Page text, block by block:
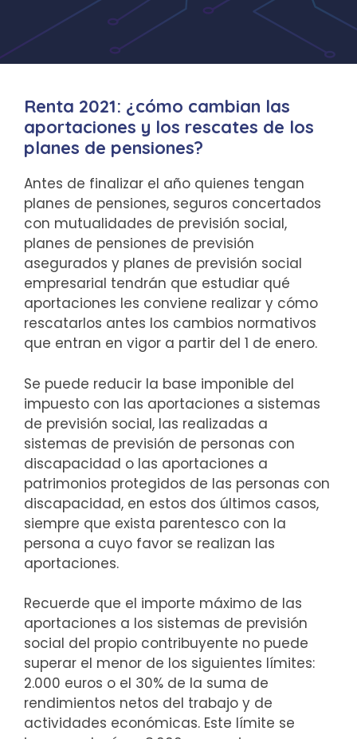
Renta 2021: ¿cómo cambian las
aportaciones y los rescates de los
planes de pensiones?
Antes de finalizar el año quienes tengan
planes de pensiones, seguros concertados
con mutualidades de previsión social,
planes de pensiones de previsión
asegurados y planes de previsión social
empresarial tendrán que estudiar qué
aportaciones les conviene realizar y cómo
rescatarlos antes los cambios normativos
que entran en vigor a partir del 1 de enero.
Se puede reducir la base imponible del
impuesto con las aportaciones a sistemas
de previsión social, las realizadas a
sistemas de previsión de personas con
discapacidad o las aportaciones a
patrimonios protegidos de las personas con
discapacidad, en estos dos últimos casos,
siempre que exista parentesco con la
persona a cuyo favor se realizan las
aportaciones.
Recuerde que el importe máximo de las
aportaciones a los sistemas de previsión
social del propio contribuyente no puede
superar el menor de los siguientes límites:
2.000 euros o el 30% de la suma de
rendimientos netos del trabajo y de
actividades económicas. Este límite se